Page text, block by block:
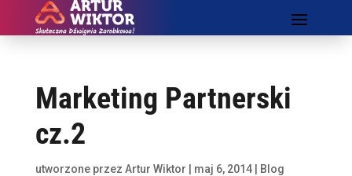
Marketing Partnerski
cz.2
utworzone przez Artur Wiktor maj 6, 2014| Blog